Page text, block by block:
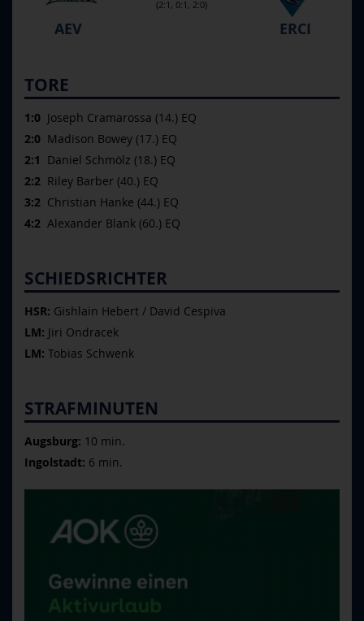
(2:1, 0:1, 2:0)
AEV ERCI
TORE
1:0 Joseph Cramarossa (14.) EQ
2:0 Madison Bowey (17.) EQ
2:1 Daniel Schmölz (18.) EQ
2:2 Riley Barber (40.) EQ
3:2 Christian Hanke (44.) EQ
4:2 Alexander Blank (60.) EQ
SCHIEDSRICHTER
HSR: Gishlain Hebert / David Cespiva
LM: Jiri Ondracek
LM: Tobias Schwenk
STRAFMINUTEN
Augsburg: 10 min.
Ingolstadt: 6 min.